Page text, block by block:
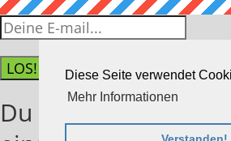
Diese Seite verwendet
Mehr Informationen
LOS!
Du hast dich